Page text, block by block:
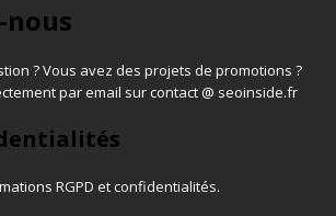
nous
? Vous avez des projets de promotions ?
par email sur contact @ seoinside.fr
RGPD et confidentialités.